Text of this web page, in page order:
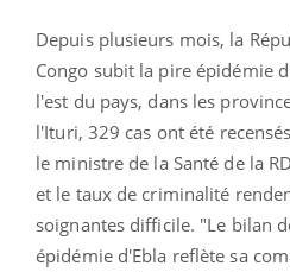
Depuis plusieurs mois, la
Congo subit la pire épidémie
l'est du pays, dans les
l'Ituri, 329 cas ont été
le ministre de la Santé de la
et le taux de criminalité
soignantes difficile. "Le bilan
épidémie d'Ebla reflète sa